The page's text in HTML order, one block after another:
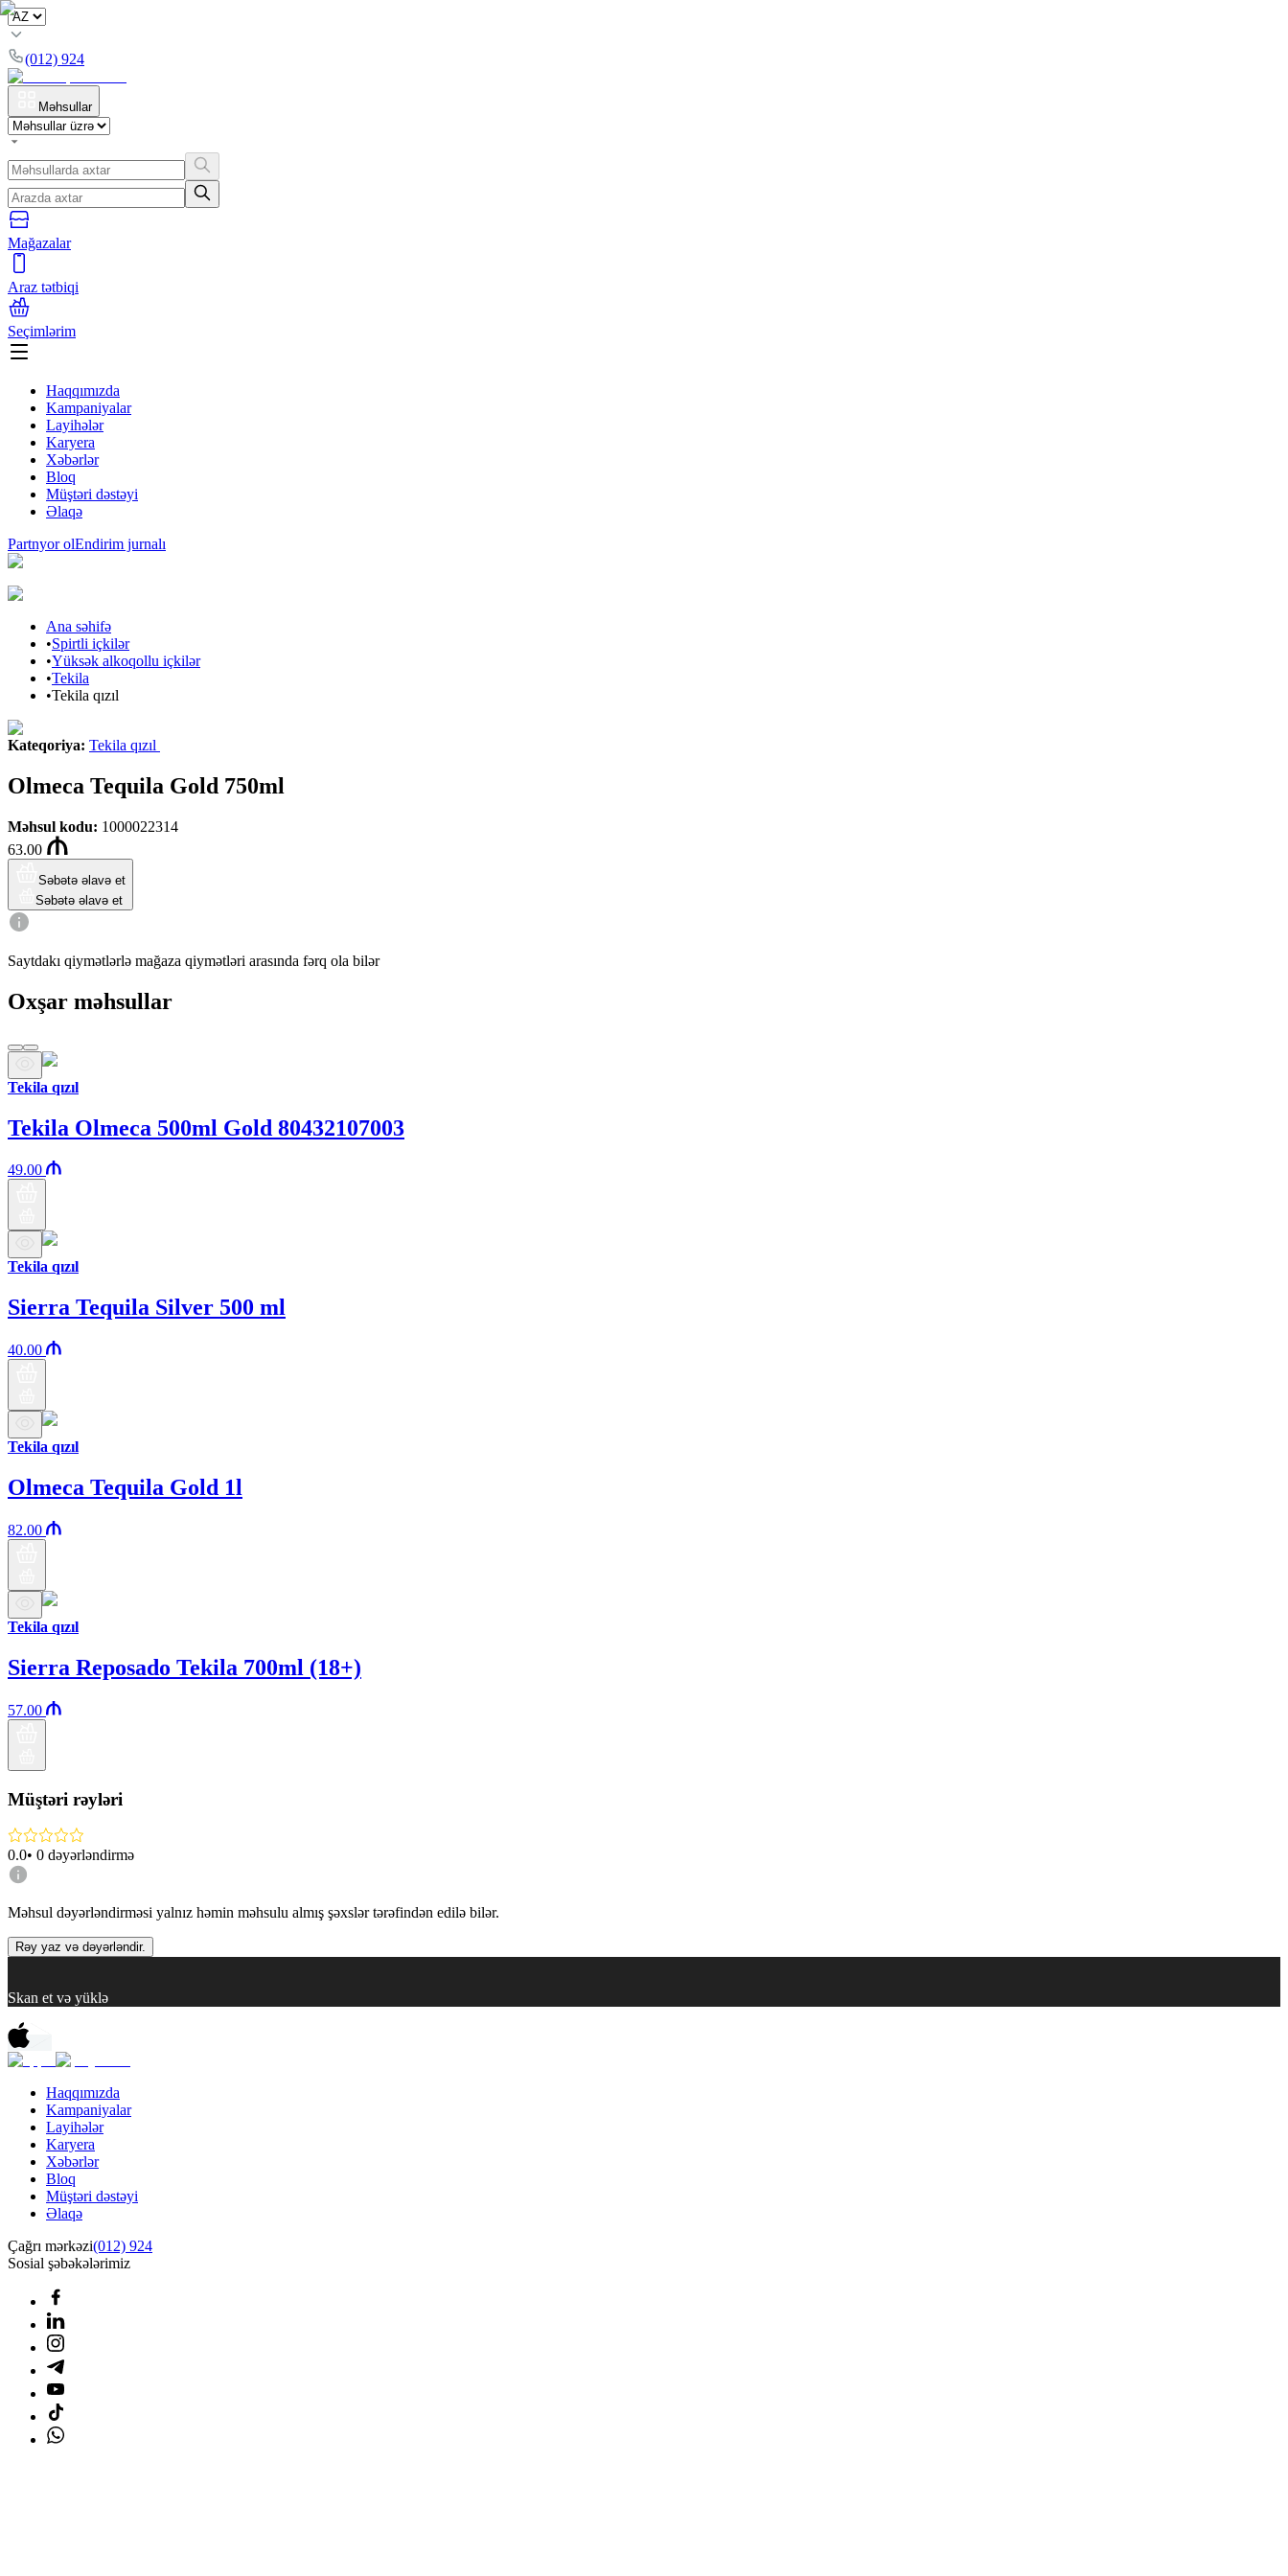
(012) 924
Məhsullar
Mağazalar
Araz tətbiqi
Seçimlərim
Haqqımızda
Kampaniyalar
Layihələr
Karyera
Xəbərlər
Bloq
Müştəri dəstəyi
Əlaqə
Partnyor olEndirim jurnalı
Ana səhifə
•Spirtli içkilər
•Yüksək alkoqollu içkilər
•Tekila
•Tekila qızıl
Kateqoriya: Tekila qızıl
Olmeca Tequila Gold 750ml
Məhsul kodu: 1000022314
63.00
Səbətə əlavə et
Səbətə əlavə et
Saytdakı qiymətlərlə mağaza qiymətləri arasında fərq ola bilər
Oxşar məhsullar
Tekila qızıl
Tekila Olmeca 500ml Gold 80432107003
49.00
Tekila qızıl
Sierra Tequila Silver 500 ml
40.00
Tekila qızıl
Olmeca Tequila Gold 1l
82.00
Tekila qızıl
Sierra Reposado Tekila 700ml (18+)
57.00
Müştəri rəyləri
0.0• 0 dəyərləndirmə
Məhsul dəyərləndirməsi yalnız həmin məhsulu almış şəxslər tərəfindən edilə bilər.
Rəy yaz və dəyərləndir.
Skan et və yüklə
Haqqımızda
Kampaniyalar
Layihələr
Karyera
Xəbərlər
Bloq
Müştəri dəstəyi
Əlaqə
Çağrı mərkəzi(012) 924
Sosial şəbəkələrimiz